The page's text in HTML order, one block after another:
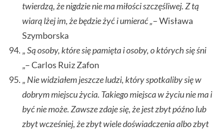
twierdzą, że nigdzie nie ma miłości szczęśliwej. Z tą
wiarą lżej im, że będzie żyć i umierać „– Wisława
Szymborska
„Są osoby, które się pamięta i osoby, o których się śni
„– Carlos Ruiz Zafon
„ Nie widziałem jeszcze ludzi, który spotkaliby się w
dobrym miejscu życia. Takiego miejsca w życiu nie ma i
być nie może. Zawsze zdaje się, że jest zbyt późno lub
zbyt wcześniej, że zbyt wiele doświadczenia albo zbyt